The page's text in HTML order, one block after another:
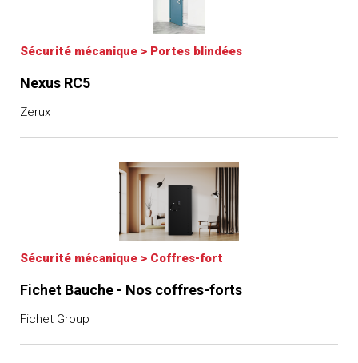
Sécurité mécanique > Portes blindées
Nexus RC5
Zerux
Sécurité mécanique > Coffres-fort
Fichet Bauche - Nos coffres-forts
Fichet Group